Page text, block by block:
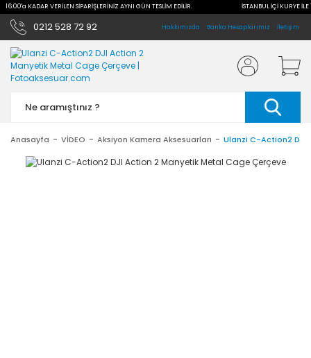
16:00'a KADAR VERİLEN SİPARİŞLERİNİZ AYNI GÜN TESLİM EDİLİR. İSTANBUL İÇİ KURYE
0212 528 72 92 Hakkımızda Banka Hesaplarımız İletişim
Anasayfa VİDEO Aksiyon Kamera Aksesuarları Ulanzi C-Action2 DJI